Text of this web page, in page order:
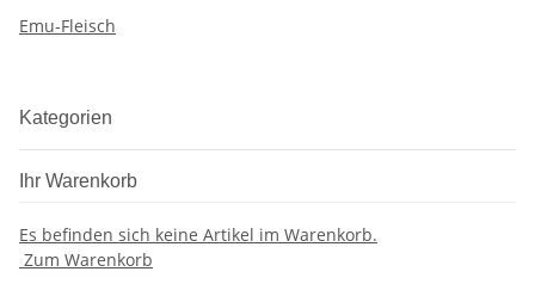
Emu-Fleisch
Kategorien
Ihr Warenkorb
Es befinden sich keine Artikel im Warenkorb.
Zum Warenkorb